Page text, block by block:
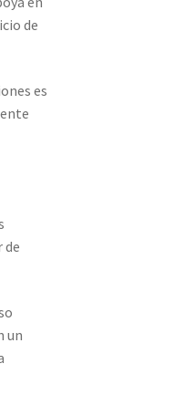
de
es
de
un